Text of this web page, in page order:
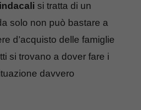
si tratta di un
solo non può bastare a
d’acquisto delle famiglie
si trovano a dover fare i
davvero